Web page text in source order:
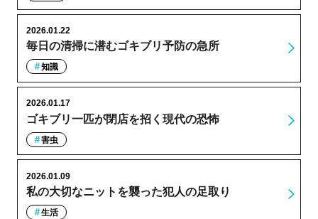
毎日の清掃に潜むゴキブリ予防の急所
2026.01.22
知識
ゴキブリ一匹が閉店を招く現代の恐怖
2026.01.17
害虫
私の大切なニットを襲った犯人の足取り
2026.01.09
生活